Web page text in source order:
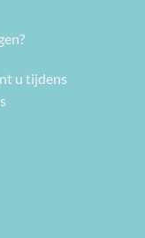
u tijdens